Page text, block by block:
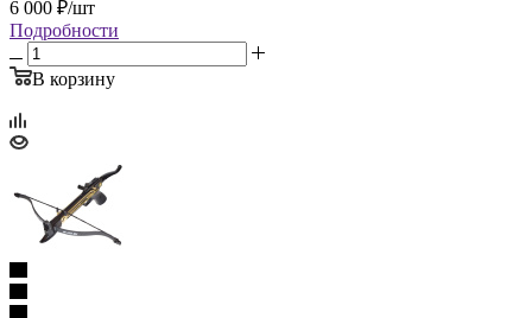
6 000 ₽/шт
Подробности
В корзину